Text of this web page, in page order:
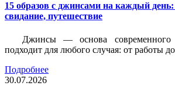
15 образов с джинсами на каждый
свидание, путешествие
Джинсы — основа современного
подходит для любого случая: от работы
Подробнее
30.07.2026